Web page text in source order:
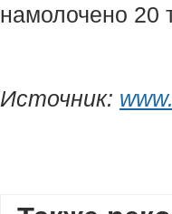
намолочено 20
Источник: